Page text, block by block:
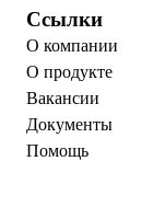
Ссылки
О компании
О продукте
Вакансии
Документы
Помощь